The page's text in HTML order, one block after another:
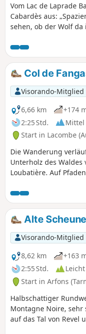
Vom Lac de Laprade
Cabardès aus:
sehen, ob der Wolf da
den See speist, bis
Montolieu in ihn
erheben sich die
der Revolution
Wölfe... die seitdem
Col de
Visorando-Mitglied
6,66 km
+174
2:25 Std.
Mittel
Start in Lacombe
Die Wanderung
Unterholz des Waldes
Loubatière. Auf
folgen Sie dem
einem der Bäche, die
Galaube speisen,
Sie entlanggehen.
Alte
Visorando-Mitglied
8,62 km
+163
2:55 Std.
Leicht
Start in Arfons
Halbschattiger
Montagne Noire, sehr
auf das Tal von Revel